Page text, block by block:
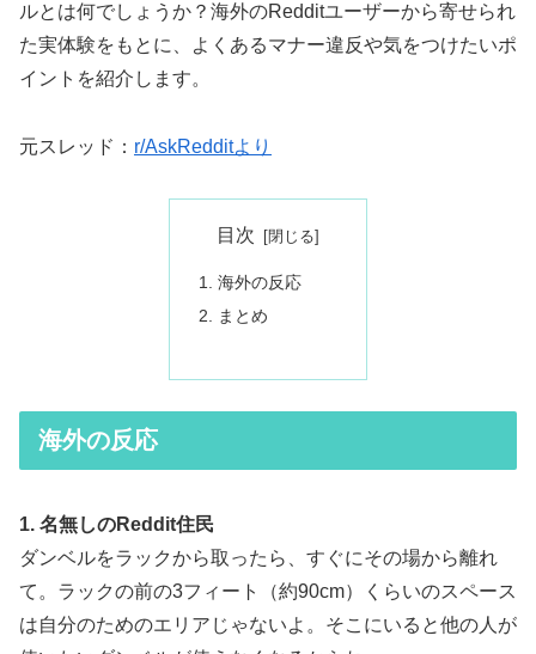
ルとは何でしょうか？海外のRedditユーザーから寄せられ
た実体験をもとに、よくあるマナー違反や気をつけたいポ
イントを紹介します。
元スレッド： r/AskRedditより
目次
海外の反応
まとめ
海外の反応
1. 名無しのReddit住民
ダンベルをラックから取ったら、すぐにその場から離れ
て。ラックの前の3フィート（約90cm）くらいのスペース
は自分のためのエリアじゃないよ。そこにいると他の人が